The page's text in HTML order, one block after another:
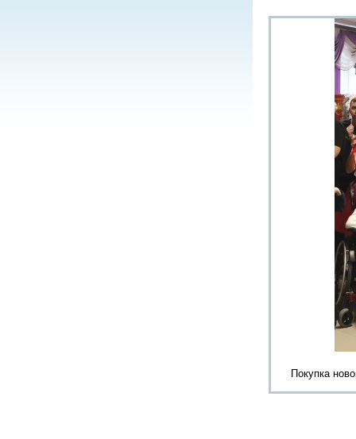
Покупка